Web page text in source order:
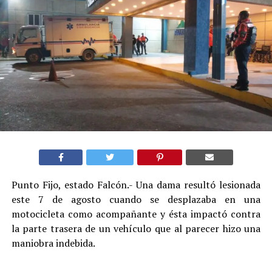
Punto Fijo, estado Falcón.- Una dama resultó lesionada
este 7 de agosto cuando se desplazaba en una
motocicleta como acompañante y ésta impactó contra
la parte trasera de un vehículo que al parecer hizo una
maniobra indebida.